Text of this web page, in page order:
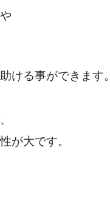
ける事ができます。
が大です。